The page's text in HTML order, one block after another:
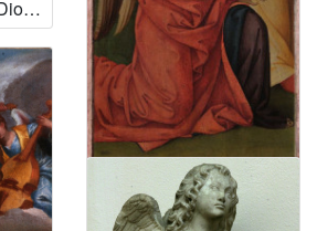
Aleksandar Veliki i Diogen
Anđeli